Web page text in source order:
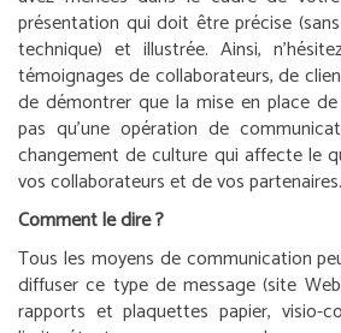
présentation qui doit être précise
technique) et illustrée. Ainsi,
témoignages de collaborateurs, de
de démontrer que la mise en place
pas qu’une opération de
changement de culture qui affecte le
vos collaborateurs et de vos partenaires.
Comment le dire ?
Tous les moyens de communication
diffuser ce type de message (site
rapports et plaquettes papier, visio-